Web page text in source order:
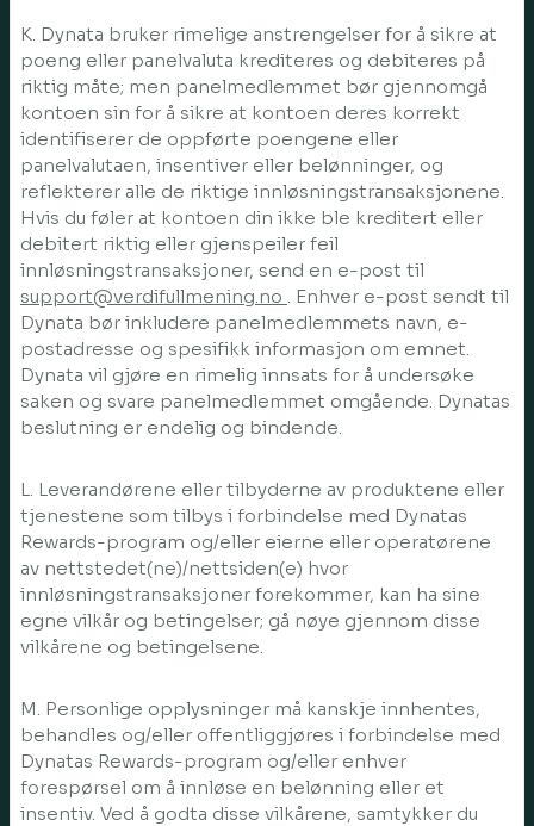
K. Dynata bruker rimelige anstrengelser for å sikre at
poeng eller panelvaluta krediteres og debiteres på
riktig måte; men panelmedlemmet bør gjennomgå
kontoen sin for å sikre at kontoen deres korrekt
identifiserer de oppførte poengene eller
panelvalutaen, insentiver eller belønninger, og
reflekterer alle de riktige innløsningstransaksjonene.
Hvis du føler at kontoen din ikke ble kreditert eller
debitert riktig eller gjenspeiler feil
innløsningstransaksjoner, send en e-post til
support@verdifullmening.no . Enhver e-post sendt til
Dynata bør inkludere panelmedlemmets navn, e-
postadresse og spesifikk informasjon om emnet.
Dynata vil gjøre en rimelig innsats for å undersøke
saken og svare panelmedlemmet omgående. Dynatas
beslutning er endelig og bindende.
L. Leverandørene eller tilbyderne av produktene eller
tjenestene som tilbys i forbindelse med Dynatas
Rewards-program og/eller eierne eller operatørene
av nettstedet(ne)/nettsiden(e) hvor
innløsningstransaksjoner forekommer, kan ha sine
egne vilkår og betingelser; gå nøye gjennom disse
vilkårene og betingelsene.
M. Personlige opplysninger må kanskje innhentes,
behandles og/eller offentliggjøres i forbindelse med
Dynatas Rewards-program og/eller enhver
forespørsel om å innløse en belønning eller et
insentiv. Ved å godta disse vilkårene, samtykker du